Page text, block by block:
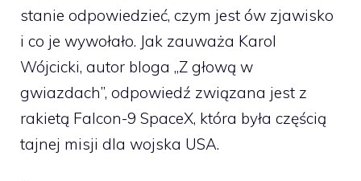
stanie odpowiedzieć, czym jest ów zjawisko
i co je wywołało. Jak zauważa Karol
Wójcicki, autor bloga „Z głową w
gwiazdach”, odpowiedź związana jest z
rakietą Falcon-9 SpaceX, która była częścią
tajnej misji dla wojska USA.